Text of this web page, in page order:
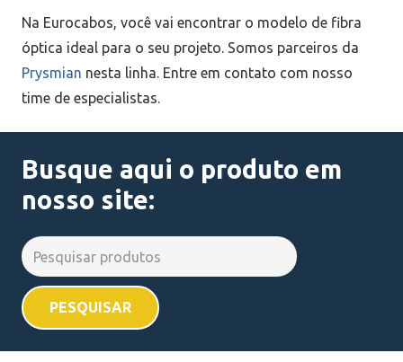
Na Eurocabos, você vai encontrar o modelo de fibra
óptica ideal para o seu projeto. Somos parceiros da
Prysmian nesta linha. Entre em contato com nosso
time de especialistas.
Busque aqui o produto em
nosso site:
Search
for: